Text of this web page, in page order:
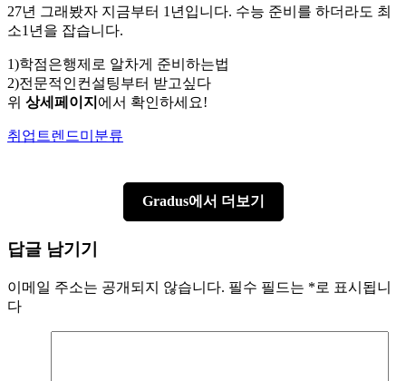
27년 그래봤자 지금부터 1년입니다. 수능 준비를 하더라도 최
소1년을 잡습니다.
1)학점은행제로 알차게 준비하는법
2)전문적인컨설팅부터 받고싶다
위 상세페이지 에서 확인하세요!
Author
취업트렌드Categories
미분류
Gradus에서 더보기
답글 남기기
이메일 주소는 공개되지 않습니다. 필수 필드는 *로 표시됩니
다